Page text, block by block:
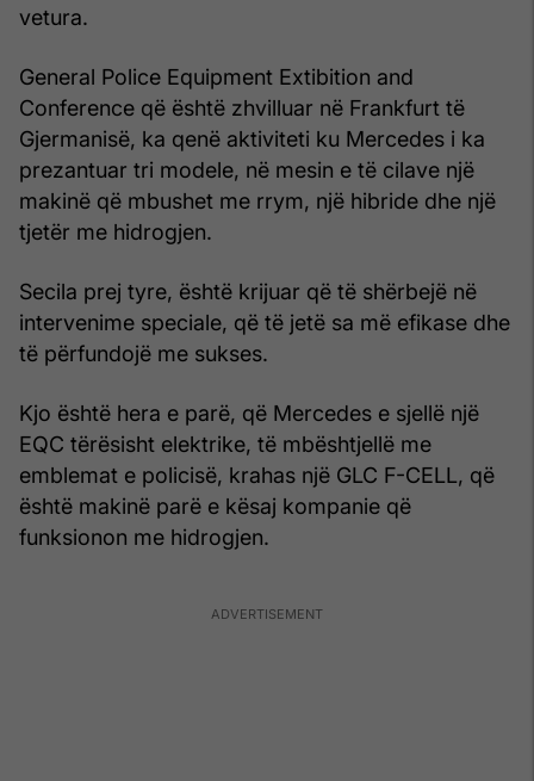
vetura.
General Police Equipment Extibition and
Conference që është zhvilluar në Frankfurt të
Gjermanisë, ka qenë aktiviteti ku Mercedes i ka
prezantuar tri modele, në mesin e të cilave një
makinë që mbushet me rrym, një hibride dhe një
tjetër me hidrogjen.
Secila prej tyre, është krijuar që të shërbejë në
intervenime speciale, që të jetë sa më efikase dhe
të përfundojë me sukses.
Kjo është hera e parë, që Mercedes e sjellë një
EQC tërësisht elektrike, të mbështjellë me
emblemat e policisë, krahas një GLC F-CELL, që
është makinë parë e kësaj kompanie që
funksionon me hidrogjen.